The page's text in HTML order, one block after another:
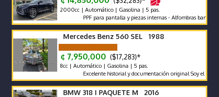
2000cc | Automático | Gasolina | 5 pas.
PPF para pantalla y piezas internas - Alfombras bandeja -
Mercedes Benz 560 SEL 1988
¢ 7,950,000 ($17,283)*
8cc | Automático | Gasolina | 5 pas.
Excelente historial y documentación original Soy el segundo
BMW 318 I PAQUETE M 2016